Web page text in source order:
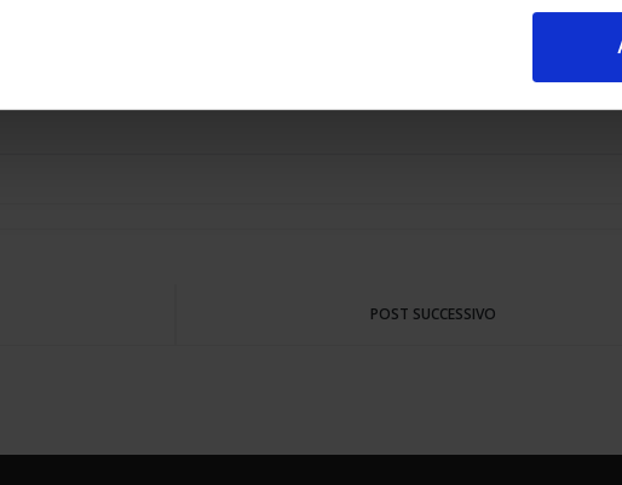
dell’intero sistema di alimentazione.
la
POST SUCCESSIVO